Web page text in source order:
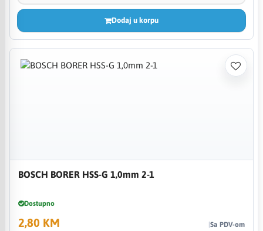
Dodaj u korpu
BOSCH BORER HSS-G 1,0mm 2-1
Dostupno
2,80 KM Sa PDV-om